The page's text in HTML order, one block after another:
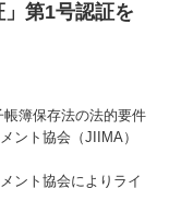
」第1号認証を
帳簿保存法の法的要件
ント協会（JIIMA）
ント協会によりライ